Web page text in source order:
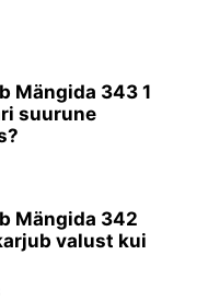
Mängida 343 1
suurune
Mängida 342
valust kui